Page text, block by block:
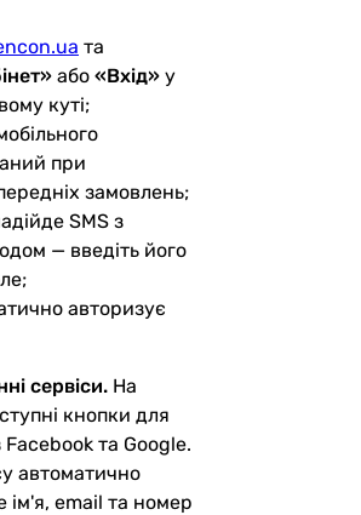
та
або «Вхід» у
куті;
при
замовлень;
SMS з
— введіть його
авторизує
сервіси. На
кнопки для
Facebook та Google.
автоматично
ім'я, email та номер